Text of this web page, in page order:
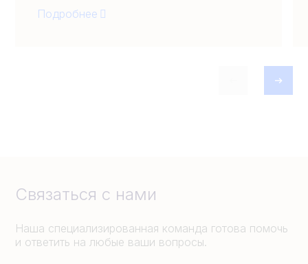
Подробнее
Связаться с нами
Наша специализированная команда готова помочь
и ответить на любые ваши вопросы.